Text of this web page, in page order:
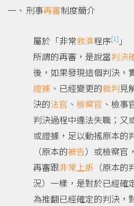
刑事再審制度簡介
屬於「非常救濟程序[1] 」
所謂的再審，是說當判決
後，如果發現這個判決，
證據 、已經變更的裁判見
決的法官 、 檢察官 、檢事
判決過程中違法失職；又
或證據，足以動搖原本的
（原本的被告）或檢察官
再審跟非常上訴 （原本
況）一樣，是對於已經確
為推翻已經確定的判決，